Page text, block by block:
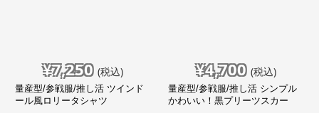
¥7,250 (税込)
量産型/参戦服/推し活 ツインド
ール風ロリータシャツ
¥4,700 (税込)
量産型/参戦服/推し活 シンプル
かわいい！黒プリーツスカー